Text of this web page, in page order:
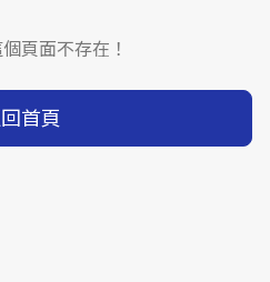
頁面不存在！
首頁